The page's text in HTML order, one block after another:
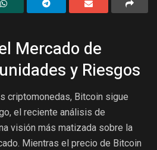
Mercado de
y Riesgos
criptomonedas, Bitcoin sigue
el reciente análisis de
visión más matizada sobre la
Mientras el precio de Bitcoin